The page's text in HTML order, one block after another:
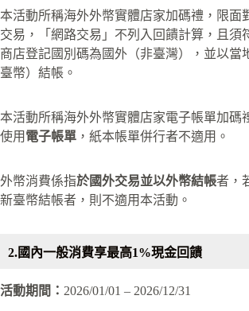
本活動所稱海外外幣實體店家加碼禮，限面
交易，「網路交易」不列入回饋計算，且須
商店登記國別碼為國外（非臺灣），並以當
臺幣）結帳。
本活動所稱海外外幣實體店家電子帳單加碼
使用 電子帳單 ，紙本帳單併行者不適用。
外幣消費係指於國外交易並以外幣結帳者，
新臺幣結帳者，則不適用本活動。
2.國內一般消費享最高1%現金回饋
活動期間： 2026/01/01 – 2026/12/31